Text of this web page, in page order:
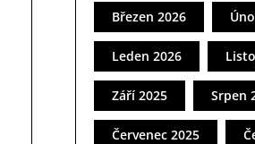
Březen 2026
Leden 2026
Září 2025 Srpen
Červenec 2025